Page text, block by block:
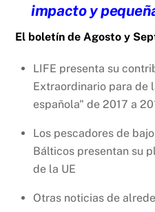
impacto y
El boletín de Agosto y
LIFE presenta su
Extraordinario para de
española" de 2017 a
Los pescadores de
Bálticos presentan su
de la UE
Otras noticias de